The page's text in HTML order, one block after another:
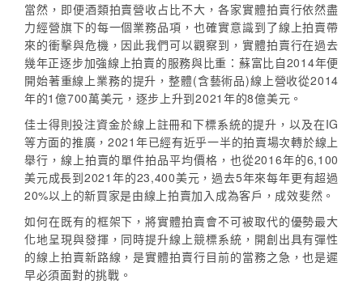
當然，即便酒類拍賣營收占比不大，各家實體拍賣行依然盡
力經營旗下的每一個業務品項，也確實意識到了線上拍賣帶
來的衝擊與危機，因此我們可以觀察到，實體拍賣行在過去
幾年正逐步加強線上拍賣的服務與比重：蘇富比自2014年便
開始著重線上業務的提升，整體(含藝術品)線上營收從2014
年的1億700萬美元，逐步上升到2021年的8億美元。
佳士得則投注資金於線上註冊和下標系統的提升，以及在IG
等方面的推廣，2021年已經有近乎一半的拍賣場次轉於線上
舉行，線上拍賣的單件拍品平均價格，也從2016年的6,100
美元成長到2021年的23,400美元，過去5年來每年更有超過
20%以上的新買家是由線上拍賣加入成為客戶，成效斐然。
如何在既有的框架下，將實體拍賣會不可被取代的優勢最大
化地呈現與發揮，同時提升線上競標系統，開創出具有彈性
的線上拍賣新路線，是實體拍賣行目前的當務之急，也是遲
早必須面對的挑戰。